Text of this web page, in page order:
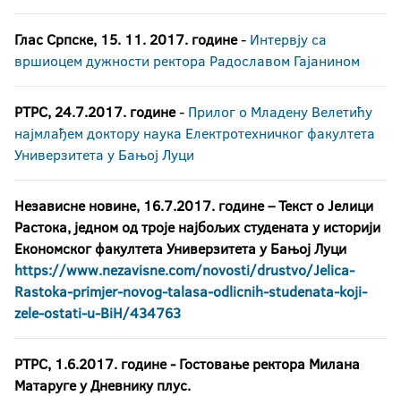
Глас Српске, 15. 11. 2017. године- Интервју са
вршиоцем дужности ректора Радославом Гајанином
РТРС, 24.7.2017. године- Прилог о Младену Велетићу
најмлађем доктору наука Електротехничког факултета
Универзитета у Бањој Луци
Независне новине, 16.7.2017. године – Текст о Јелици
Растока, једном од троје најбољих студената у историји
Економског факултета Универзитета у Бањој Луци
https://www.nezavisne.com/novosti/drustvo/Jelica-
Rastoka-primjer-novog-talasa-odlicnih-studenata-koji-
zele-ostati-u-BiH/434763
РТРС, 1.6.2017. године - Гостовање ректора Милана
Матаруге у Дневнику плус.